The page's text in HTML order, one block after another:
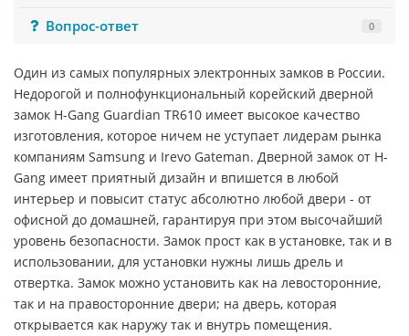
Вопрос-ответ
0
Один из самых популярных электронных замков в России.
Недорогой и полнофункциональный корейский дверной
замок H-Gang Guardian TR610 имеет высокое качество
изготовления, которое ничем не уступает лидерам рынка
компаниям Samsung и Irevo Gateman. Дверной замок от H-
Gang имеет приятный дизайн и впишется в любой
интерьер и повысит статус абсолютно любой двери - от
офисной до домашней, гарантируя при этом высочайший
уровень безопасности. Замок прост как в установке, так и в
использовании, для установки нужны лишь дрель и
отвертка. Замок можно установить как на левосторонние,
так и на правосторонние двери; на дверь, которая
открывается как наружу так и внутрь помещения.